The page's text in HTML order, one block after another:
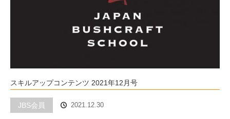
スキルアップコンテンツ 2021年12月号
JBS会員 2021.12.30